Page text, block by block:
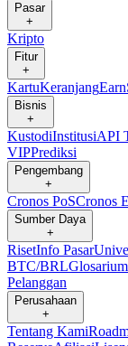
Pasar
+
Kripto
Fitur
+
KartuKeranjangEarn
Bisnis
+
KustodiInstitusiAPI
VIPPrediksi
Pengembang
+
Cronos PoSCronos
Sumber Daya
+
RisetInfo Pasar
BTC/BRLGlosarium
Pelanggan
Perusahaan
+
Tentang Kami